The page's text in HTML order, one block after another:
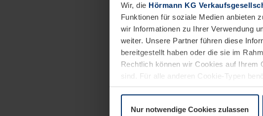
Wir, die Hörmann KG
Funktionen für soziale Medien anbieten
wir Informationen zu Ihrer Verwendung
weiter. Unsere Partner führen diese
bereitgestellt haben oder die sie im
Rechtlich können wir Cookies auf Ihrem
sind. Für alle anderen Cookie-Typen
Erläuterung auf der Seite
Nur notwendige Cookies zulassen